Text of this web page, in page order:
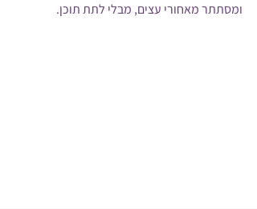
ומסתתר מאחורי עצים, מבלי לתת תוכן.